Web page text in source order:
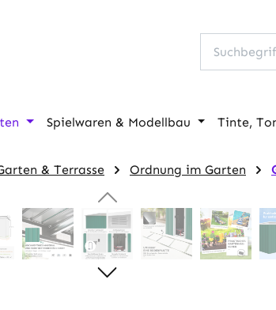
Spielwaren & Modellbau Tinte,
& Terrasse Ordnung im Garten